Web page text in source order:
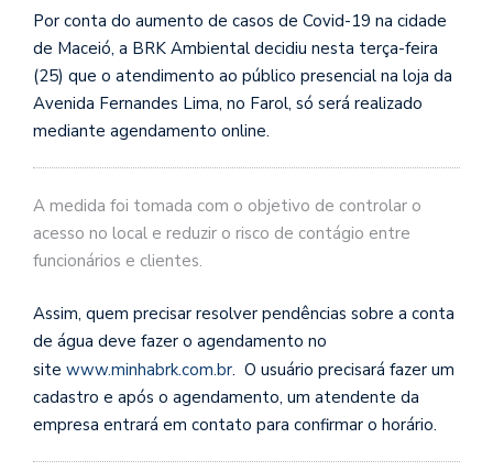
Por conta do aumento de casos de Covid-19 na cidade
de Maceió, a BRK Ambiental decidiu nesta terça-feira
(25) que o atendimento ao público presencial na loja da
Avenida Fernandes Lima, no Farol, só será realizado
mediante agendamento online.
A medida foi tomada com o objetivo de controlar o
acesso no local e reduzir o risco de contágio entre
funcionários e clientes.
Assim, quem precisar resolver pendências sobre a conta
de água deve fazer o agendamento no
site www.minhabrk.com.br. O usuário precisará fazer um
cadastro e após o agendamento, um atendente da
empresa entrará em contato para confirmar o horário.